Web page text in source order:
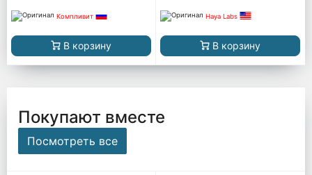
Компливит
В корзину
Haya Labs
В корзину
Покупают вместе
Посмотреть все